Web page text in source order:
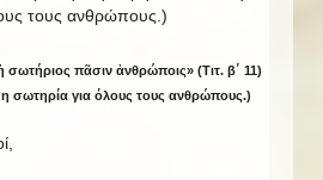
πᾶσιν ἀνθρώποις» (Τιτ. β΄ 11)
σωτηρία για όλους τους ανθρώπους.)